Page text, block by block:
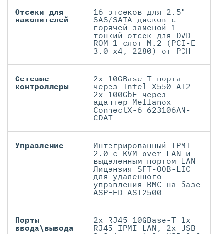
Отсеки для
накопителей
16 отсеков для 2.5"
SAS/SATA дисков с
горячей заменой 1
тонкий отсек для DVD-
ROM 1 слот M.2 (PCI-E
3.0 x4, 2280) от PCH
Сетевые
контроллеры
2x 10GBase-T порта
через Intel X550-AT2
2x 100GbE через
адаптер Mellanox
ConnectX-6 623106AN-
CDAT
Управление
Интегрированный IPMI
2.0 с KVM-over-LAN и
выделенным портом LAN
Лицензия SFT-OOB-LIC
для удаленного
управления BMC на базе
ASPEED AST2500
Порты
ввода\вывода
2x RJ45 10GBase-T 1x
RJ45 IPMI LAN, 2x USB